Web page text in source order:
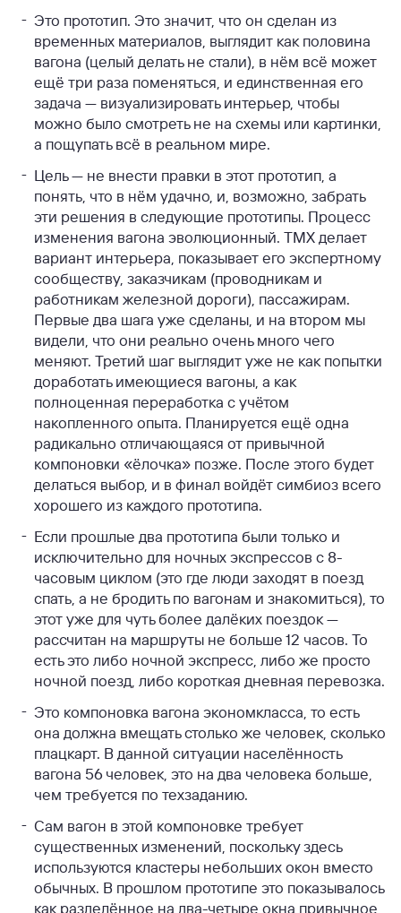
Это прототип. Это значит, что он сделан из
временных материалов, выглядит как половина
вагона (целый делать не стали), в нём всё может
ещё три раза поменяться, и единственная его
задача — визуализировать интерьер, чтобы
можно было смотреть не на схемы или картинки,
а пощупать всё в реальном мире.
Цель — не внести правки в этот прототип, а
понять, что в нём удачно, и, возможно, забрать
эти решения в следующие прототипы. Процесс
изменения вагона эволюционный. ТМХ делает
вариант интерьера, показывает его экспертному
сообществу, заказчикам (проводникам и
работникам железной дороги), пассажирам.
Первые два шага уже сделаны, и на втором мы
видели, что они реально очень много чего
меняют. Третий шаг выглядит уже не как попытки
доработать имеющиеся вагоны, а как
полноценная переработка с учётом
накопленного опыта. Планируется ещё одна
радикально отличающаяся от привычной
компоновки «ёлочка» позже. После этого будет
делаться выбор, и в финал войдёт симбиоз всего
хорошего из каждого прототипа.
Если прошлые два прототипа были только и
исключительно для ночных экспрессов с 8-
часовым циклом (это где люди заходят в поезд
спать, а не бродить по вагонам и знакомиться), то
этот уже для чуть более далёких поездок —
рассчитан на маршруты не больше 12 часов. То
есть это либо ночной экспресс, либо же просто
ночной поезд, либо короткая дневная перевозка.
Это компоновка вагона экономкласса, то есть
она должна вмещать столько же человек, сколько
плацкарт. В данной ситуации населённость
вагона 56 человек, это на два человека больше,
чем требуется по техзаданию.
Сам вагон в этой компоновке требует
существенных изменений, поскольку здесь
используются кластеры небольших окон вместо
обычных. В прошлом прототипе это показывалось
как разделённое на два-четыре окна привычное